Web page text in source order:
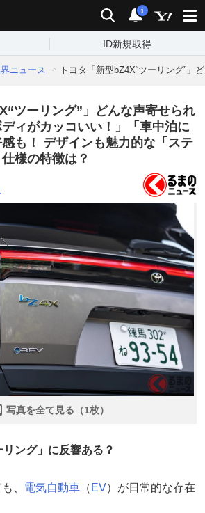
検索 通知
i
ID新規取得
ニュース トヨタ「新型bZ4X“ツーリング”
ツーリング”」どんな声寄せられ
ィがカッコいい！」「車中泊に
も！ デザインも魅力的な「ステ
様の特徴は？
写真を全て見る（1枚）
ング」に反響ある？
、 電気自動車 （ EV）が日常的な存在